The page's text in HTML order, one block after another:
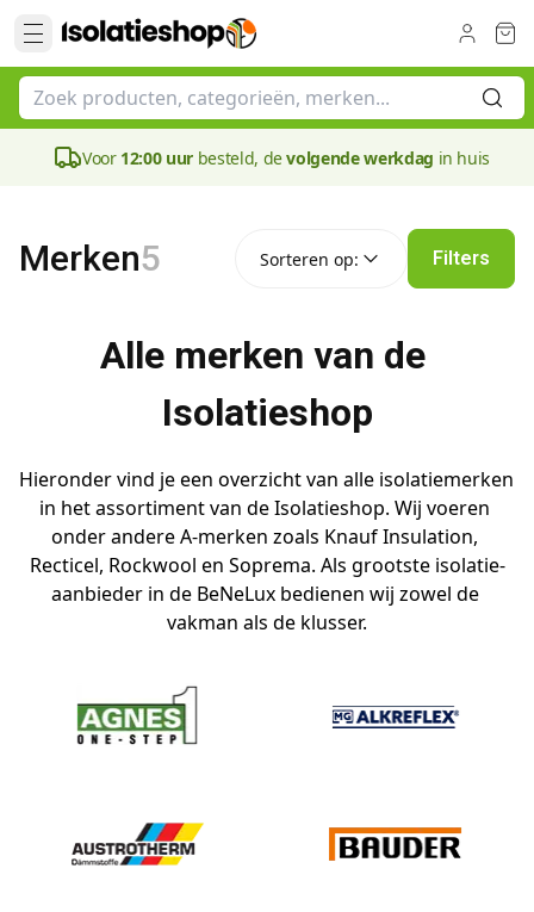
Voor 12:00 uur besteld, devolgende werkdag in huis
Merken5 Sorteren op: Filters
Alle merken van de
Isolatieshop
Hieronder vind je een overzicht van alle isolatiemerken
in het assortiment van de Isolatieshop. Wij voeren
onder andere A-merken zoals Knauf Insulation,
Recticel, Rockwool en Soprema. Als grootste isolatie-
aanbieder in de BeNeLux bedienen wij zowel de
vakman als de klusser.